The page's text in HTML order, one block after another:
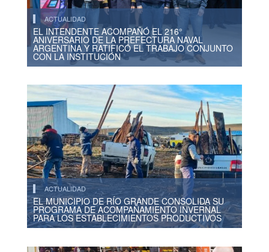
ACTUALIDAD
EL INTENDENTE ACOMPAÑÓ EL 216°
ANIVERSARIO DE LA PREFECTURA NAVAL
ARGENTINA Y RATIFICÓ EL TRABAJO CONJUNTO
CON LA INSTITUCIÓN
ACTUALIDAD
EL MUNICIPIO DE RÍO GRANDE CONSOLIDA SU
PROGRAMA DE ACOMPAÑAMIENTO INVERNAL
PARA LOS ESTABLECIMIENTOS PRODUCTIVOS